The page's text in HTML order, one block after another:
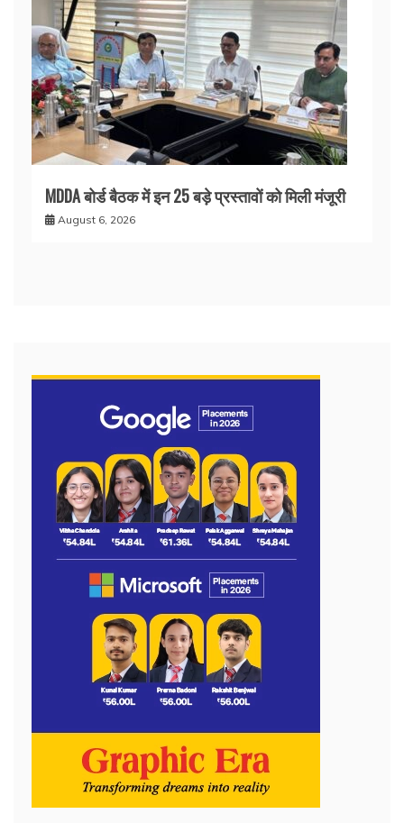
MDDA बोर्ड बैठक में इन 25 बड़े प्रस्तावों को मिली मंजूरी
August 6, 2026